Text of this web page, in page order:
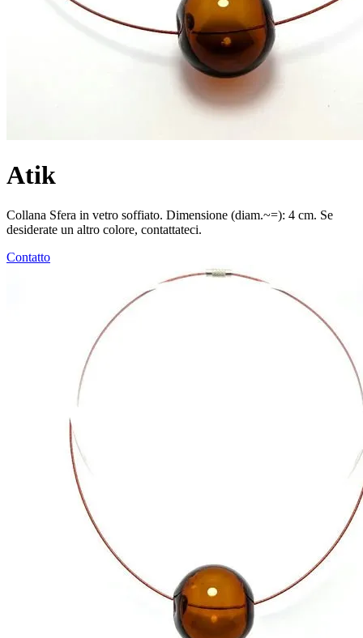
Atik
Collana Sfera in vetro soffiato. Dimensione (diam.~=): 4 cm. Se
desiderate un altro colore, contattateci.
Contatto